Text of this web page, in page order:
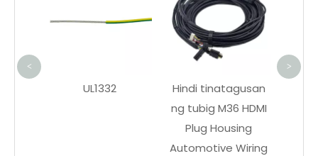
UL1332
Hindi tinatagusan
ng tubig M36 HDMI
Plug Housing
Automotive Wiring
< >